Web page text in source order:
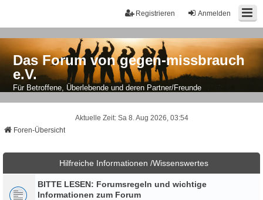
Anmelden
Registrieren
Das Forum von gegen-missbrauch
e.V.
Für Betroffene, Überlebende und deren Partner/Freunde
Aktuelle Zeit: Sa 8. Aug 2026, 03:54
Foren-Übersicht
Hilfreiche Informationen /Wissenswertes
BITTE LESEN: Forumsregeln und wichtige
Informationen zum Forum